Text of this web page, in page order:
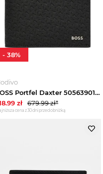
BOSS Portfel Daxter 50563901 Czarny
zł 679.99zł*
cena z 30 dni przed obniżką
- 38%